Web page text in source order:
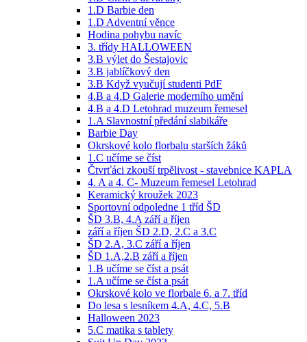
1.D Barbie den
1.D Adventní věnce
Hodina pohybu navíc
3. třídy HALLOWEEN
3.B výlet do Šestajovic
3.B jablíčkový den
3.B Když vyučují studenti PdF
4.B a 4.D Galerie moderního umění
4.B a 4.D Letohrad muzeum řemesel
1.A Slavnostní předání slabikáře
Barbie Day
Okrskové kolo florbalu starších žáků
1.C učíme se číst
Čtvrťáci zkouší trpělivost - stavebnice KAPLA
4. A a 4. C- Muzeum řemesel Letohrad
Keramický kroužek 2023
Sportovní odpoledne 1 tříd ŠD
ŠD 3.B, 4.A září a říjen
září a říjen ŠD 2.D, 2.C a 3.C
ŠD 2.A, 3.C září a říjen
ŠD 1.A,2.B září a říjen
1.B učíme se číst a psát
1.A učíme se číst a psát
Okrskové kolo ve florbale 6. a 7. tříd
Do lesa s lesníkem 4.A, 4.C, 5.B
Halloween 2023
5.C matika s tablety